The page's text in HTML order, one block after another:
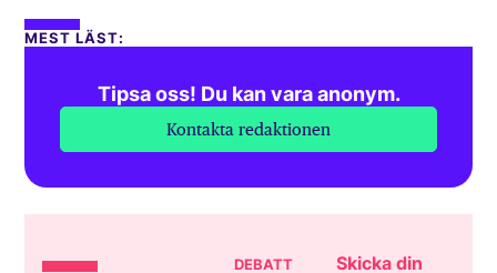
MEST LÄST:
Tipsa oss! Du kan vara anonym.
Kontakta redaktionen
DEBATT
Skicka din